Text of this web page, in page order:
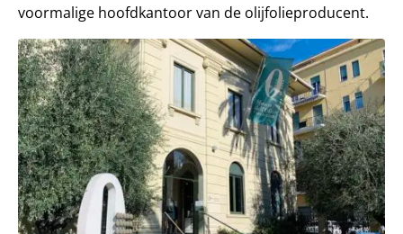
voormalige hoofdkantoor van de olijfolieproducent.